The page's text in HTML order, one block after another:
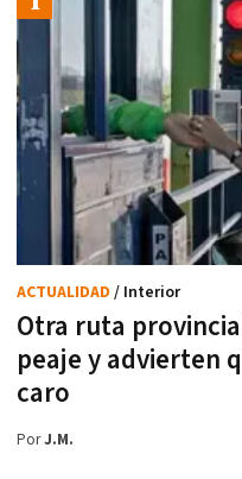
Otra ruta
peaje y advierten
caro
ACTUALIDAD / Interior
PorJ.M.